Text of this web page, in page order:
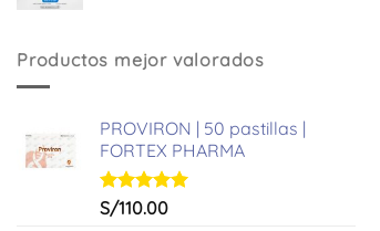
era:
S/361.00.S/331.00.
Productos mejor valorados
PROVIRON | 50 pastillas |
FORTEX PHARMA
Valorado
S/110.00